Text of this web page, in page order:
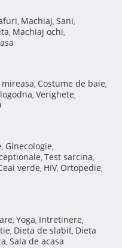
, Machiaj, Sani,
, Machiaj ochi,
, Costume de baie,
, Verighete,
, Ginecologie,
, Test sarcina,
verde, HIV, Ortopedie,
, Yoga, Intretinere,
, Dieta de slabit, Dieta
, Sala de acasa